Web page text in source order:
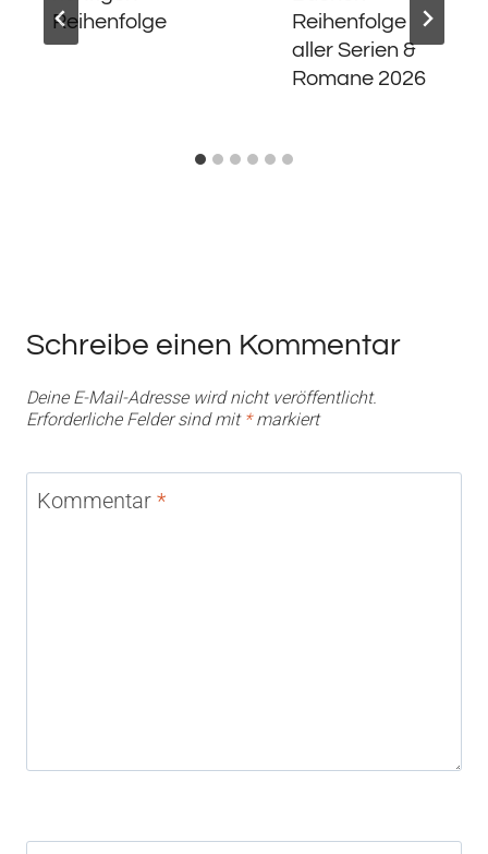
Reihenfolge
Reihenfolge
aller Serien &
Romane 2026
Schreibe einen Kommentar
Deine E-Mail-Adresse wird nicht veröffentlicht.
Erforderliche Felder sind mit *markiert
Kommentar *